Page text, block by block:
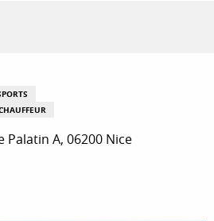
Palatin A, 06200 Nice
favoris